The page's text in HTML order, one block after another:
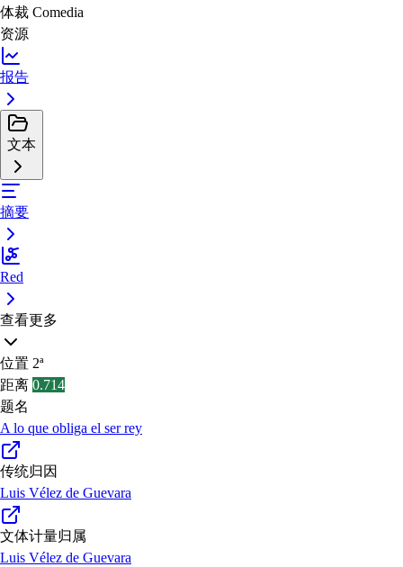
体裁 Comedia
资源
报告
文本
摘要
Red
查看更多
位置 2ª
距离 0.714
题名
A lo que obliga el ser rey
传统归因
Luis Vélez de Guevara
文体计量归属
Luis Vélez de Guevara